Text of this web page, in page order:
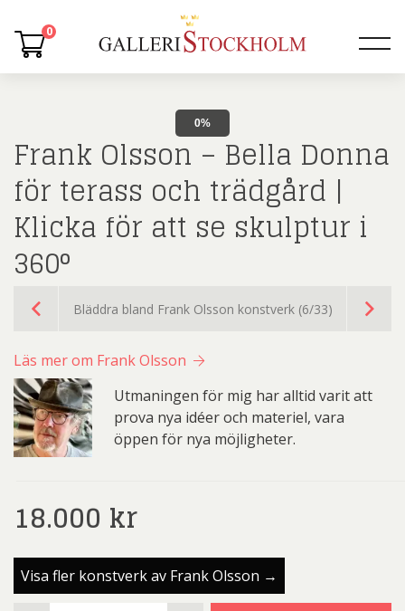
0
0%
Frank Olsson – Bella Donna
för terass och trädgård |
Klicka för att se skulptur i
360°
Bläddra bland Frank Olsson konstverk (6/33)
Läs mer om Frank Olsson
Utmaningen för mig har alltid varit att
prova nya idéer och materiel, vara
öppen för nya möjligheter.
18.000 kr
Visa fler konstverk av Frank Olsson →